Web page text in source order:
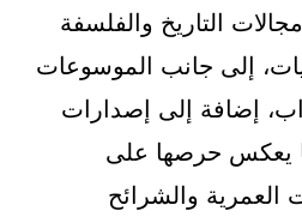
التاريخ والفلسفة
إلى جانب الموسوعات
إضافة إلى إصدارات
يعكس حرصها على
العمرية والشرائح